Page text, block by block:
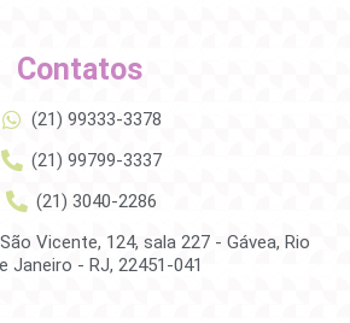
Contatos
(21) 99333-3378
(21) 99799-3337
(21) 3040-2286
Vicente, 124, sala 227 - Gávea, Rio
Janeiro - RJ, 22451-041